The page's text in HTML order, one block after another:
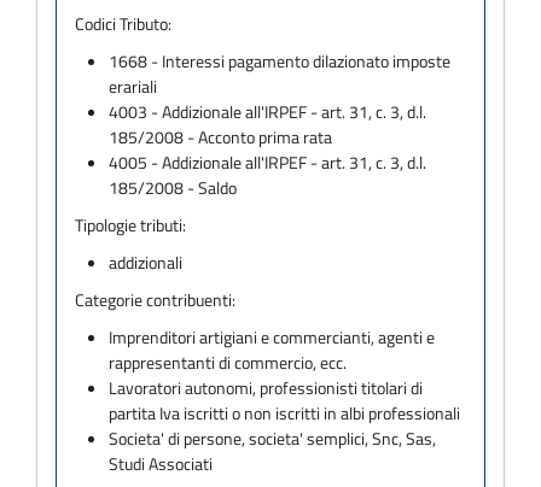
Codici Tributo:
1668 - Interessi pagamento dilazionato imposte
erariali
4003 - Addizionale all'IRPEF - art. 31, c. 3, d.l.
185/2008 - Acconto prima rata
4005 - Addizionale all'IRPEF - art. 31, c. 3, d.l.
185/2008 - Saldo
Tipologie tributi:
addizionali
Categorie contribuenti:
Imprenditori artigiani e commercianti, agenti e
rappresentanti di commercio, ecc.
Lavoratori autonomi, professionisti titolari di
partita Iva iscritti o non iscritti in albi professionali
Societa' di persone, societa' semplici, Snc, Sas,
Studi Associati